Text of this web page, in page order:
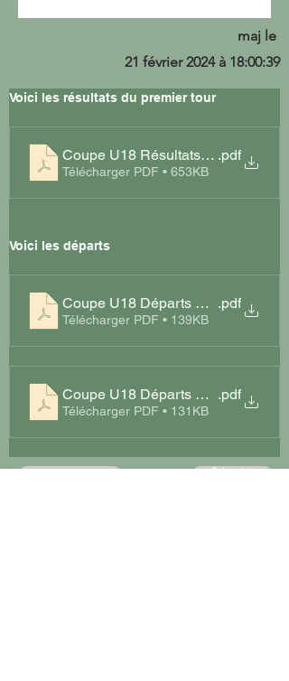
maj le
21 février 2024 à 18:00:39
Voici les résultats du premier tour
Coupe U18 Résultats T1.pdf
Télécharger PDF • 653KB
Voici les départs
Coupe U18 Départs T1 Séries 1 et 2
.pdf
Télécharger PDF • 139KB
Coupe U18 Départs T1 Série P&P
.pdf
Télécharger PDF • 131KB
Suivant >